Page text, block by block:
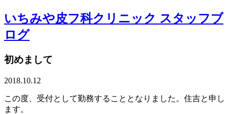
いちみや皮フ科クリニック スタッフブ
ログ
初めまして
2018.10.12
この度、受付として勤務することとなりました。住吉と申し
ます。